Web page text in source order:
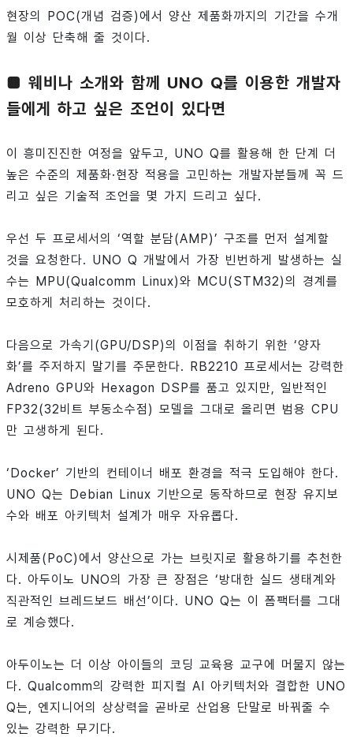
현장의 POC(개념 검증)에서 양산 제품화까지의 기간을 수개
월 이상 단축해 줄 것이다.
■ 웨비나 소개와 함께 UNO Q를 이용한 개발자
들에게 하고 싶은 조언이 있다면
이 흥미진진한 여정을 앞두고, UNO Q를 활용해 한 단계 더
높은 수준의 제품화·현장 적용을 고민하는 개발자분들께 꼭 드
리고 싶은 기술적 조언을 몇 가지 드리고 싶다.
우선 두 프로세서의 ‘역할 분담(AMP)’ 구조를 먼저 설계할
것을 요청한다. UNO Q 개발에서 가장 빈번하게 발생하는 실
수는 MPU(Qualcomm Linux)와 MCU(STM32)의 경계를
모호하게 처리하는 것이다.
다음으로 가속기(GPU/DSP)의 이점을 취하기 위한 ‘양자
화’를 주저하지 말기를 주문한다. RB2210 프로세서는 강력한
Adreno GPU와 Hexagon DSP를 품고 있지만, 일반적인
FP32(32비트 부동소수점) 모델을 그대로 올리면 범용 CPU
만 고생하게 된다.
‘Docker’ 기반의 컨테이너 배포 환경을 적극 도입해야 한다.
UNO Q는 Debian Linux 기반으로 동작하므로 현장 유지보
수와 배포 아키텍처 설계가 매우 자유롭다.
시제품(PoC)에서 양산으로 가는 브릿지로 활용하기를 추천한
다. 아두이노 UNO의 가장 큰 장점은 ‘방대한 실드 생태계와
직관적인 브레드보드 배선’이다. UNO Q는 이 폼팩터를 그대
로 계승했다.
아두이노는 더 이상 아이들의 코딩 교육용 교구에 머물지 않는
다. Qualcomm의 강력한 피지컬 AI 아키텍처와 결합한 UNO
Q는, 엔지니어의 상상력을 곧바로 산업용 단말로 바꿔줄 수
있는 강력한 무기다.